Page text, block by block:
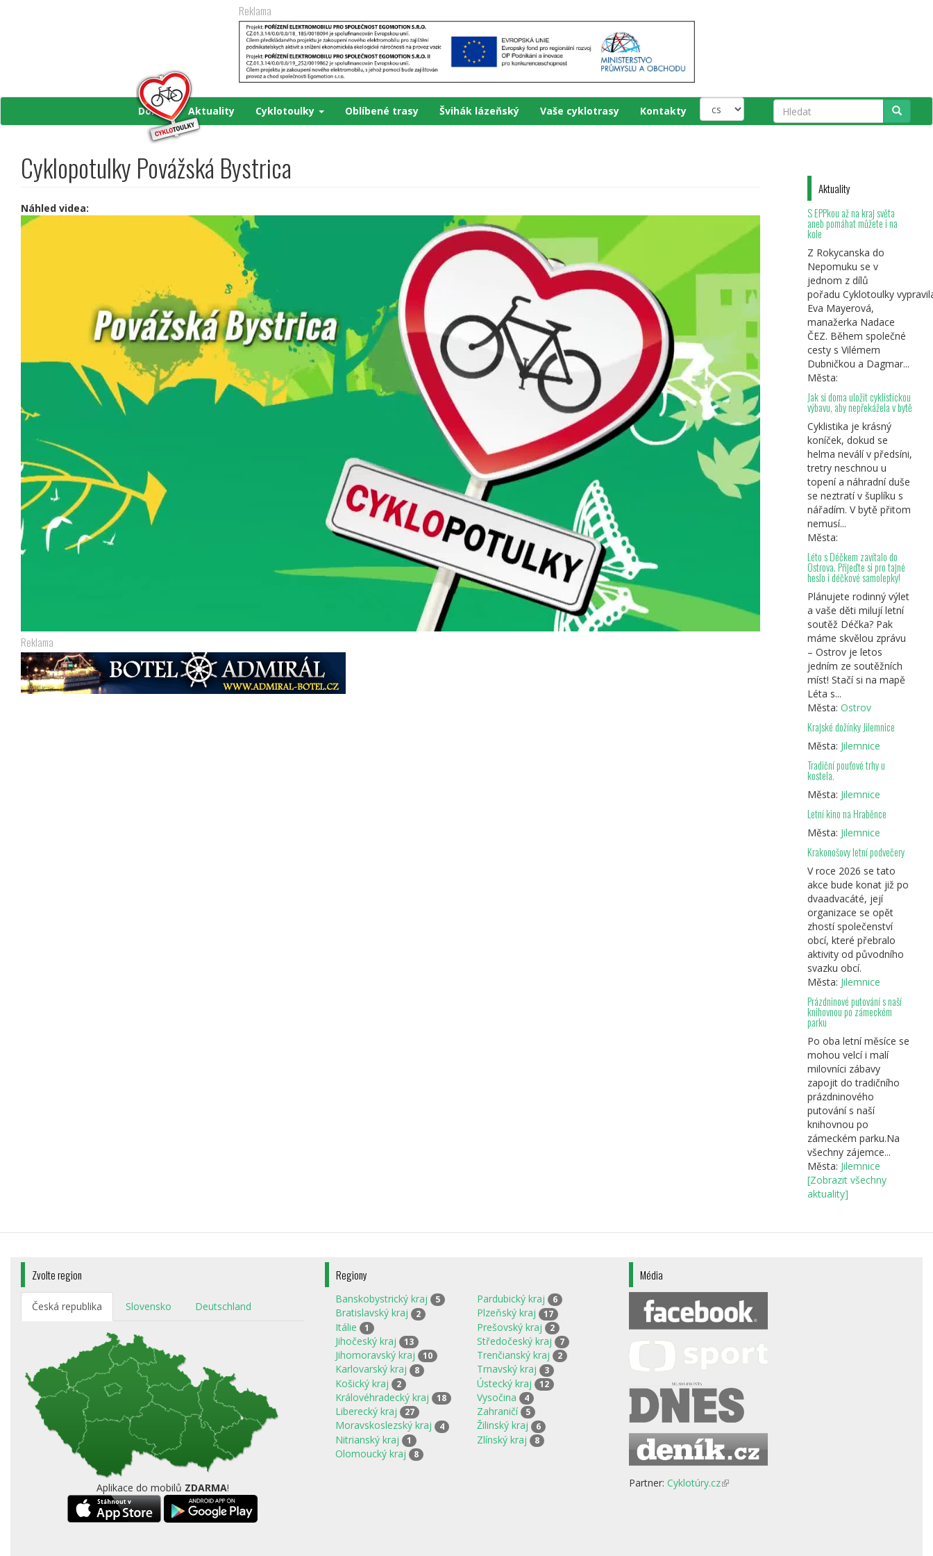
Reklama
Domů Aktuality Cyklotoulky Oblíbené trasy Švihák lázeňský Vaše cyklotrasy
Kontakty
Hledat
Cyklopotulky Povážská Bystrica
Náhled videa:
Reklama
Aktuality
S EPPkou až na kraj světa
aneb pomáhat můžete i na
kole
Z Rokycanska do
Nepomuku se v
jednom z dílů
pořadu Cyklotoulky
Eva Mayerová,
manažerka Nadace
ČEZ. Během společné
cesty s Vilémem
Dubničkou a Dagmar...
Města:
Jak si doma uložit cyklistickou
výbavu, aby nepřekážela v bytě
Cyklistika je krásný
koníček, dokud se
helma neválí v předsíni,
tretry neschnou u
topení a náhradní duše
se neztratí v šuplíku s
nářadím. V bytě přitom
nemusí...
Města:
Léto s Déčkem zavítalo do
Ostrova. Přijeďte si pro tajné
heslo i déčkové samolepky!
Plánujete rodinný výlet
a vaše děti milují letní
soutěž Déčka? Pak
máme skvělou zprávu
– Ostrov je letos
jedním ze soutěžních
míst! Stačí si na mapě
Léta s...
Města: Ostrov
Krajské dožínky Jilemnice
Města: Jilemnice
Tradiční pouťové trhy u
kostela.
Města: Jilemnice
Letní kino na Hraběnce
Města: Jilemnice
Krakonošovy letní podvečery
V roce 2026 se tato
akce bude konat již po
dvaadvacáté, její
organizace se opět
zhostí společenství
obcí, které přebralo
aktivity od původního
svazku obcí.
Města: Jilemnice
Prázdninové putování s naší
knihovnou po zámeckém
parku
Po oba letní měsíce se
mohou velcí i malí
milovníci zábavy
zapojit do tradičního
prázdninového
putování s naší
knihovnou po
zámeckém parku.Na
všechny zájemce...
Města: Jilemnice
[Zobrazit všechny
aktuality]
Zvolte region
Česká republika Slovensko Deutschland
Aplikace do mobilů ZDARMA!
Regiony
Banskobystrický kraj 5
Bratislavský kraj 2
Itálie 1
Jihočeský kraj 13
Jihomoravský kraj 10
Karlovarský kraj 8
Košický kraj 2
Královéhradecký kraj 18
Liberecký kraj 27
Moravskoslezský kraj 4
Nitrianský kraj 1
Olomoucký kraj 8
Pardubický kraj 6
Plzeňský kraj 17
Prešovský kraj 2
Středočeský kraj 7
Trenčianský kraj 2
Trnavský kraj 3
Ústecký kraj 12
Vysočina 4
Zahraničí 5
Žilinský kraj 6
Zlínský kraj 8
Média
Partner: Cyklotúry.cz(odkaz